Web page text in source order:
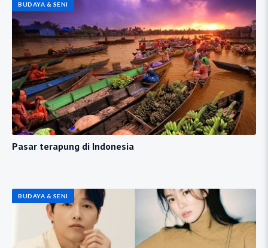
BUDAYA & SENI
Pasar terapung di Indonesia
BUDAYA & SENI